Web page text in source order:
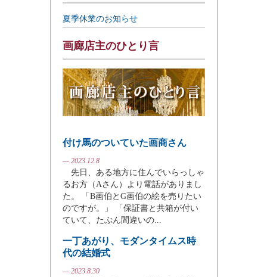
夏季休業のお知らせ
画廊店主のひとり言
付け馬のついていた画商さん
— 2023.12.8
先日、ある地方に住んでいらっしゃ
るお方（Aさん）より電話がありまし
た。 「B画伯とG画伯の絵を売りたい
のですが。」 「保証書と共箱が付い
ていて、たぶん間違いの...
一丁あがり、モダンタイムス時
代の結婚式
— 2023.8.30